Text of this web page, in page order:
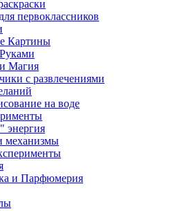
первоклассников
Картины
Магия
с развлечениями
на воде
энергия
механизмы
и Парфюмерия